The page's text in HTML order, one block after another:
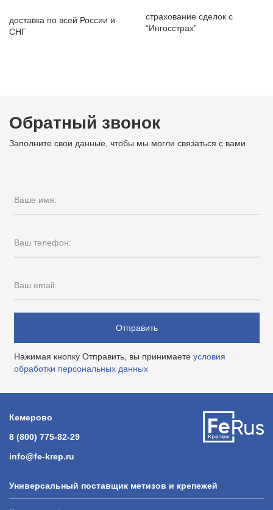
доставка по всей России и
СНГ
страхование сделок с
“Ингосстрах”
Обратный звонок
Заполните свои данные, чтобы мы могли связаться с вами
Ваше имя:
Ваш телефон:
Ваш email:
Отправить
Нажимая кнопку Отправить, вы принимаете условия
обработки персональных данных
Кемерово
8 (800) 775-82-29
info@fe-krep.ru
Универсальный поставщик метизов и крепежей